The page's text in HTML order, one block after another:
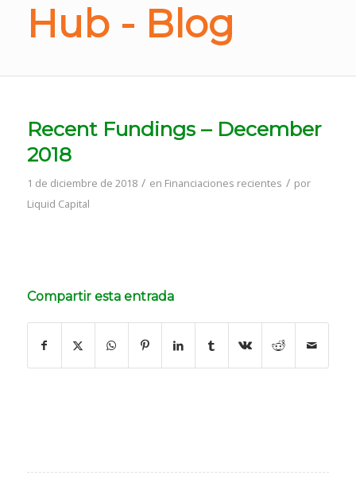
Hub - Blog
Recent Fundings – December
2018
1 de diciembre de 2018 / en Financiaciones recientes / por
Liquid Capital
Compartir esta entrada